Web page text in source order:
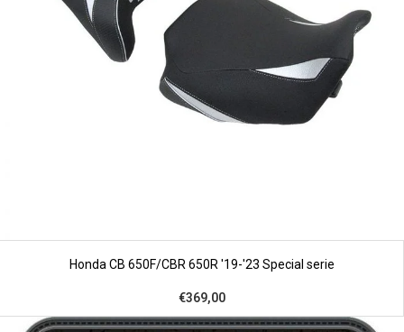
Honda CB 650F/CBR 650R '19-'23 Special serie
€369,00